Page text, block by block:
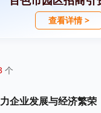
查看详情 >
个
企业发展与经济繁荣